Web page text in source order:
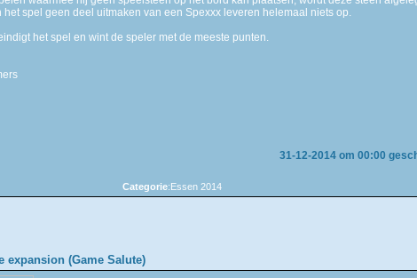
spel geen deel uitmaken van een Spexxx leveren helemaal niets op.
het spel en wint de speler met de meeste punten.
31-12-2014 om 00:00
Categorie:Essen 2014
expansion (Game Salute)